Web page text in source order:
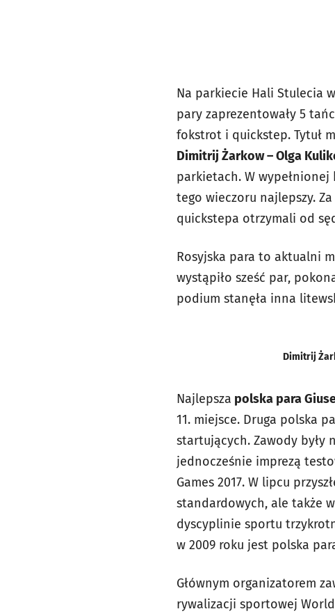
Na parkiecie Hali Stulecia
pary zaprezentowały 5
fokstrot i quickstep. Tytuł
Dimitrij Żarkow – Olga
parkietach. W
tego wieczoru najlepszy.
quickstepa otrzymali od
Rosyjska para to aktualni
wystąpiło sześć par,
podium stanęła inna
Dimitrij
Najlepsza polska para
11. miejsce. Druga polska
startujących. Zawody były
jednocześnie imprezą
Games 2017. W lipcu
standardowych, ale także
dyscyplinie sportu
w 2009 roku jest polska
Głównym organizatorem
rywalizacji sportowej